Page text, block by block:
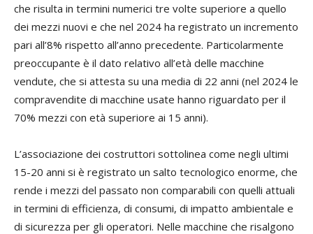
che risulta in termini numerici tre volte superiore a quello
dei mezzi nuovi e che nel 2024 ha registrato un incremento
pari all’8% rispetto all’anno precedente. Particolarmente
preoccupante è il dato relativo all’età delle macchine
vendute, che si attesta su una media di 22 anni (nel 2024 le
compravendite di macchine usate hanno riguardato per il
70% mezzi con età superiore ai 15 anni).
L’associazione dei costruttori sottolinea come negli ultimi
15-20 anni si è registrato un salto tecnologico enorme, che
rende i mezzi del passato non comparabili con quelli attuali
in termini di efficienza, di consumi, di impatto ambientale e
di sicurezza per gli operatori. Nelle macchine che risalgono